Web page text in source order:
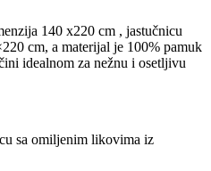
140 x220 cm , jastučnicu
cm, a materijal je 100% pamuk
idealnom za nežnu i osetljivu
sa omiljenim likovima iz